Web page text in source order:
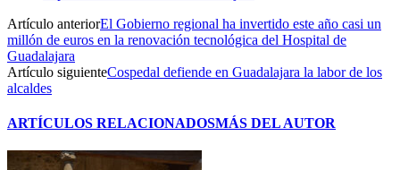
Artículo anteriorEl Gobierno regional ha invertido este año casi un
millón de euros en la renovación tecnológica del Hospital de
Guadalajara
Artículo siguienteCospedal defiende en Guadalajara la labor de los
alcaldes
ARTÍCULOS RELACIONADOSMÁS DEL AUTOR